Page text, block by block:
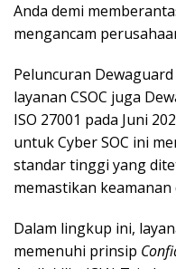
Anda demi
mengancam
Peluncuran
layanan CSOC juga
ISO 27001 pada Juni
untuk Cyber SOC ini
standar tinggi yang
memastikan
Dalam lingkup ini,
memenuhi prinsip